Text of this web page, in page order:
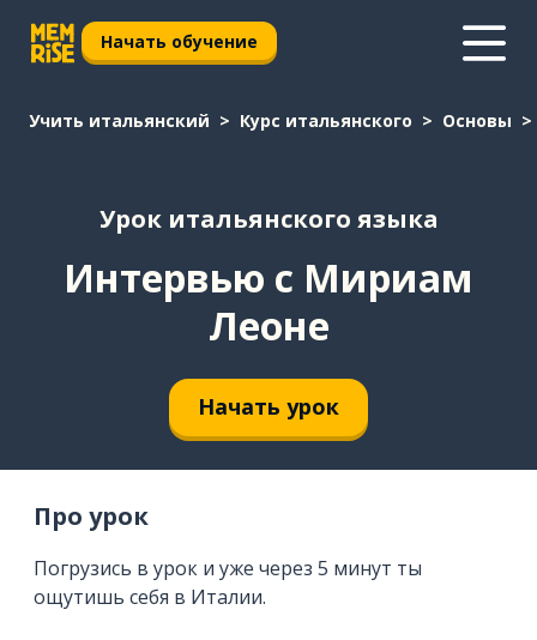
Начать обучение
Учить итальянский Курс итальянского Основы
Урок итальянского языка
Интервью с Мириам
Леоне
Начать урок
Про урок
Погрузись в урок и уже через 5 минут ты
ощутишь себя в Италии.